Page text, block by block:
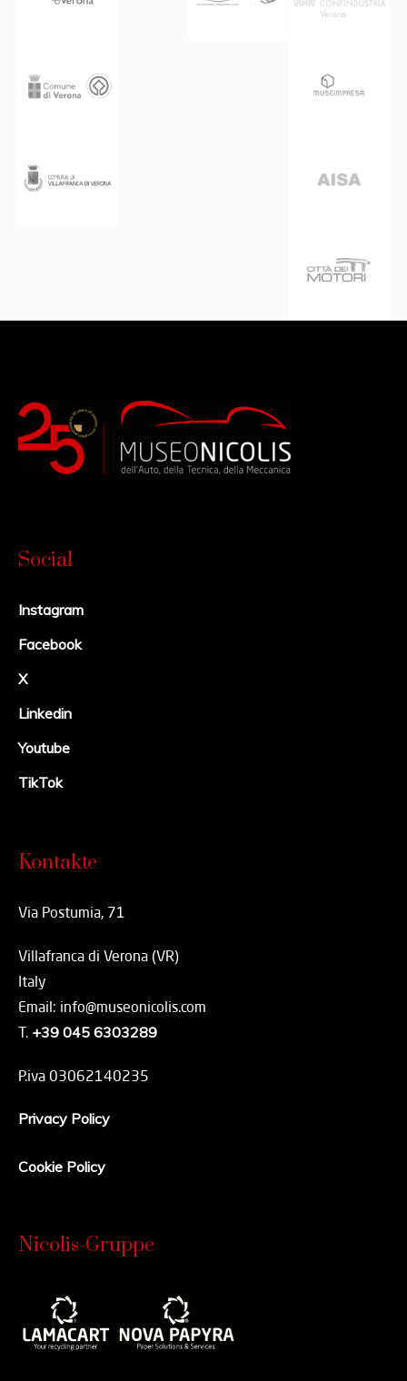
Social
Instagram
Facebook
X
Linkedin
Youtube
TikTok
Kontakte
Via Postumia, 71
Villafranca di Verona (VR)
Italy
Email: info@museonicolis.com
T. +39 045 6303289
P.iva 03062140235
Privacy Policy
Cookie Policy
Nicolis-Gruppe